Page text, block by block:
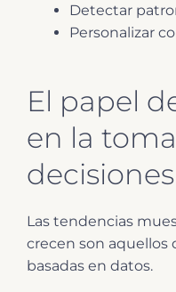
Detectar
Personalizar
El papel
en la
decisiones
Las tendencias
crecen son aquellos
basadas en datos.